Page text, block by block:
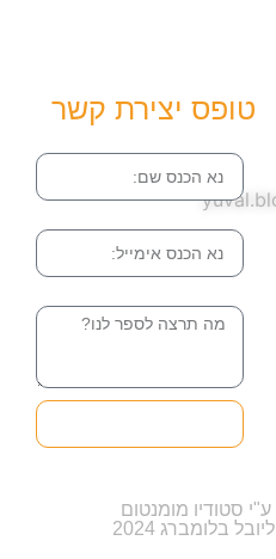
טופס יצירת קשר
סטודיו מומנטום
בלומברג 2024